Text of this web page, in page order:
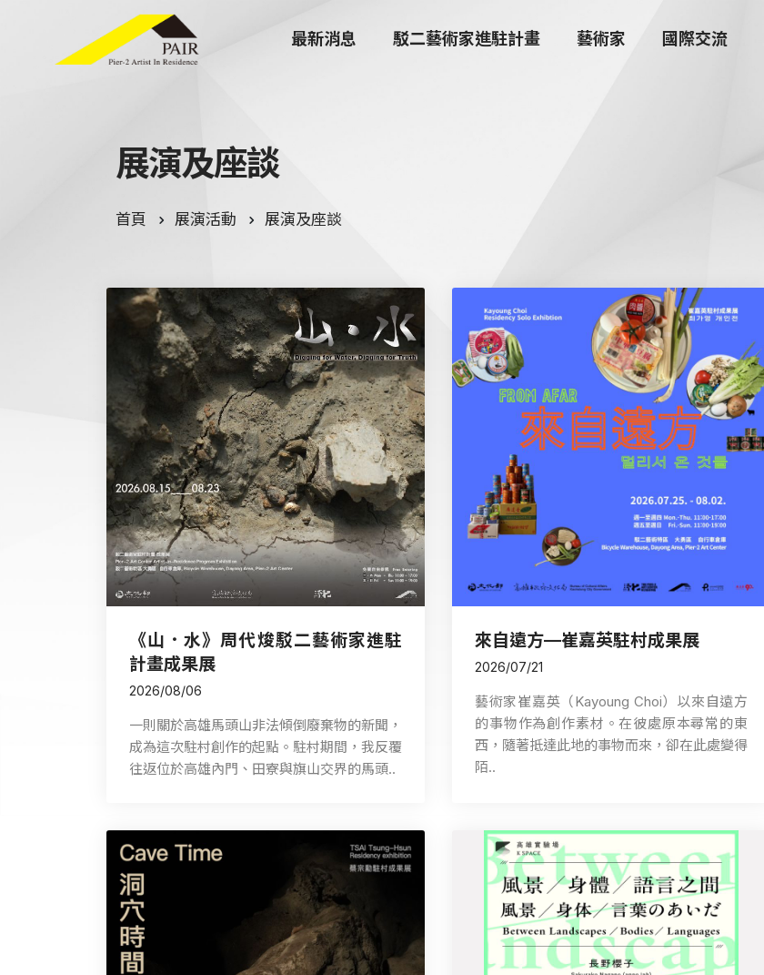
最新消息 駁二藝術家進駐計畫 藝術家 國際交流
展演及座談
首頁 展演活動 展演及座談
《山．水》周代焌駁二藝術家進駐
計畫成果展
2026/08/06
一則關於高雄馬頭山非法傾倒廢棄物的新聞，
成為這次駐村創作的起點。駐村期間，我反覆
往返位於高雄內門、田寮與旗山交界的馬頭..
來自遠方—崔嘉英駐村成果展
2026/07/21
藝術家崔嘉英（Kayoung Choi）以來自遠方
的事物作為創作素材。在彼處原本尋常的東
西，隨著抵達此地的事物而來，卻在此處變得
陌..